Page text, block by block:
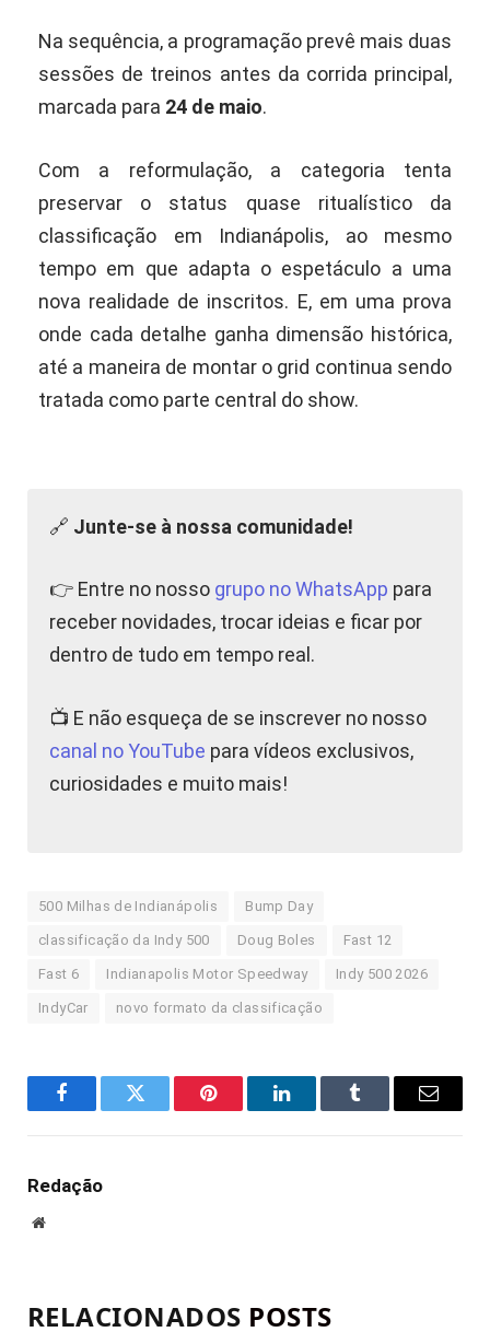
Na sequência, a programação prevê mais duas
sessões de treinos antes da corrida principal,
marcada para 24 de maio.
Com a reformulação, a categoria tenta
preservar o status quase ritualístico da
classificação em Indianápolis, ao mesmo
tempo em que adapta o espetáculo a uma
nova realidade de inscritos. E, em uma prova
onde cada detalhe ganha dimensão histórica,
até a maneira de montar o grid continua sendo
tratada como parte central do show.
🔗 Junte-se à nossa comunidade!
👉 Entre no nosso grupo no WhatsApp para
receber novidades, trocar ideias e ficar por
dentro de tudo em tempo real.
📺 E não esqueça de se inscrever no nosso
canal no YouTube para vídeos exclusivos,
curiosidades e muito mais!
500 Milhas de Indianápolis Bump Day
classificação da Indy 500 Doug Boles Fast 12
Fast 6 Indianapolis Motor Speedway Indy 500 2026
IndyCar novo formato da classificação
FacebookTwitter Pinterest LinkedInTumblr
E-
Redação
Site
RELACIONADOS POSTS